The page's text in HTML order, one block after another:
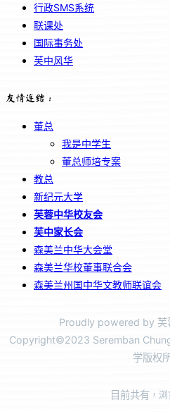
行政SMS系统
联课处
国际事务处
芙中风华
友情连结：
董总
我是中学生
董总师培专案
教总
新纪元大学
芙蓉中华校友会
芙中家长会
森美兰中华大会堂
森美兰华校董事联合会
森美兰州国中华文教师联谊会
Proudly powered by 芙
Copyright©2023 Seremban
学版权
目前共有 ，